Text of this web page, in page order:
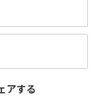
アする